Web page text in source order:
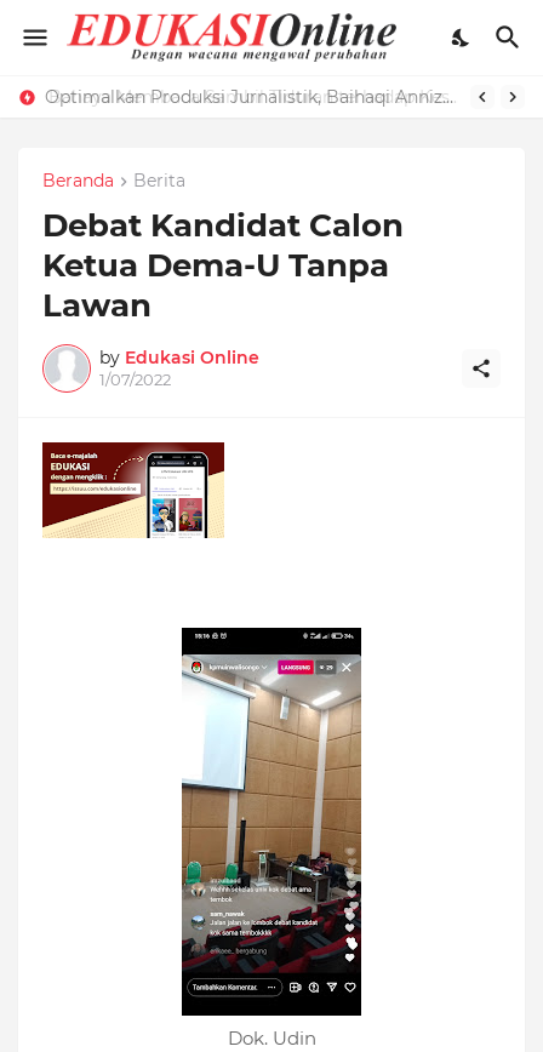
Bahaya Membaca Sambil Tiduran terhadap Kesehatan Mata dan Cara Menghindarinya
Optimalkan Produksi Jurnalistik, Baihaqi Annizar Bekali LPM Edukasi dengan Manajemen Keredaksian
Beranda Berita
Debat Kandidat Calon
Ketua Dema-U Tanpa
Lawan
by Edukasi Online
1/07/2022
Dok. Udin